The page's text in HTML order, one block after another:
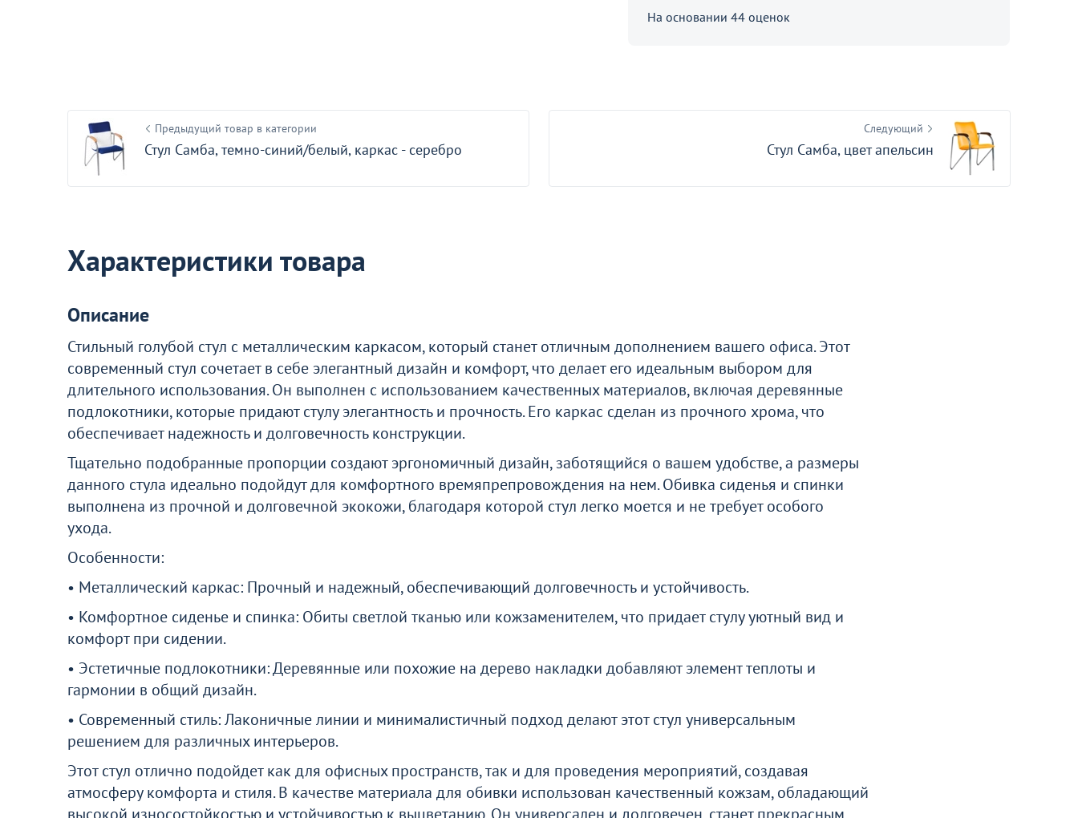
На основании 44 оценок
Предыдущий товар в категории
Стул Самба, темно-синий/белый, каркас - серебро
Следующий
Стул Самба, цвет апельсин
Характеристики товара
Описание
Стильный голубой стул с металлическим каркасом, который станет отличным дополнением вашего офиса. Этот
современный стул сочетает в себе элегантный дизайн и комфорт, что делает его идеальным выбором для
длительного использования. Он выполнен с использованием качественных материалов, включая деревянные
подлокотники, которые придают стулу элегантность и прочность. Его каркас сделан из прочного хрома, что
обеспечивает надежность и долговечность конструкции.
Тщательно подобранные пропорции создают эргономичный дизайн, заботящийся о вашем удобстве, а размеры
данного стула идеально подойдут для комфортного времяпрепровождения на нем. Обивка сиденья и спинки
выполнена из прочной и долговечной экокожи, благодаря которой стул легко моется и не требует особого
ухода.
Особенности:
• Металлический каркас: Прочный и надежный, обеспечивающий долговечность и устойчивость.
• Комфортное сиденье и спинка: Обиты светлой тканью или кожзаменителем, что придает стулу уютный вид и
комфорт при сидении.
• Эстетичные подлокотники: Деревянные или похожие на дерево накладки добавляют элемент теплоты и
гармонии в общий дизайн.
• Современный стиль: Лаконичные линии и минималистичный подход делают этот стул универсальным
решением для различных интерьеров.
Этот стул отлично подойдет как для офисных пространств, так и для проведения мероприятий, создавая
атмосферу комфорта и стиля. В качестве материала для обивки использован качественный кожзам, обладающий
Больше не показывать это окно